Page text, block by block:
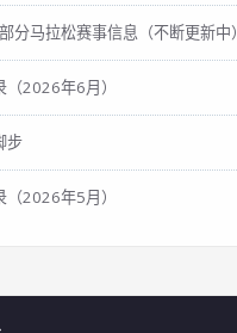
分马拉松赛事信息（不断更新中）
（2026年6月）
步
（2026年5月）